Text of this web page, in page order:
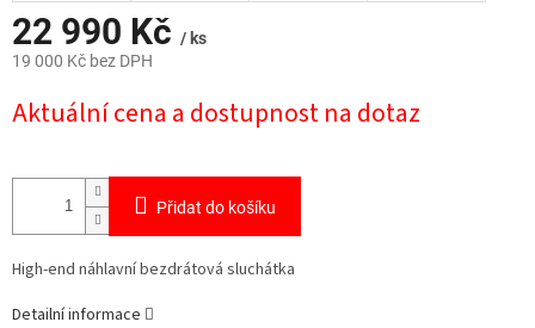
22 990 Kč / ks
19 000 Kč bez DPH
cena:
Aktuální cena a dostupnost na dotaz
Přidat do košíku
High-end náhlavní bezdrátová sluchátka
Detailní informace